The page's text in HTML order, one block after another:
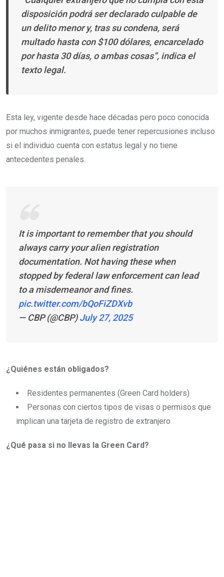
disposición podrá ser declarado culpable de
un delito menor y, tras su condena, será
multado hasta con $100 dólares, encarcelado
por hasta 30 días, o ambas cosas”,indica el
texto legal.
Esta ley, vigente desde hace décadas pero poco conocida
por muchos inmigrantes, puede tener repercusiones incluso
si el individuo cuenta con estatus legal y no tiene
antecedentes penales.
It is important to remember that you should
always carry your alien registration
documentation. Not having these when
stopped by federal law enforcement can lead
to a misdemeanor and fines.
pic.twitter.com/bQoFiZDXvb
— CBP (@CBP)July 27, 2025
¿Quiénes están obligados?
Residentes permanentes (Green Card holders)
Personas con ciertos tipos de visas o permisos que
implican una tarjeta de registro de extranjero
¿Qué pasa si no llevas la Green Card?